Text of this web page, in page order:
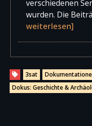
verschiedenen
wurden. Die
weiterlesen]
3sat
Dokus: Geschichte &